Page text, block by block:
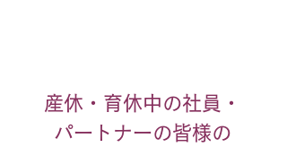
産休・育休中の社員・
パートナーの皆様の